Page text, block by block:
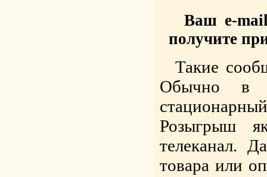
Ваш e-
получите
Такие
Обычно в
Розыгрыш
телеканал.
товара или